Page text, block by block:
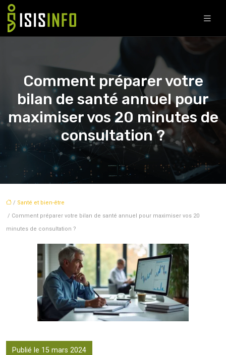
Comment préparer votre
bilan de santé annuel pour
maximiser vos 20 minutes de
consultation ?
/ Santé et bien-être
/ Comment préparer votre bilan de santé annuel pour maximiser vos 20
minutes de consultation ?
Publié le 15 mars 2024